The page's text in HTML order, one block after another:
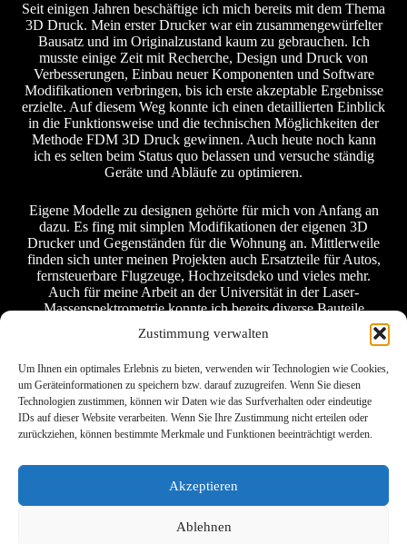
Zustimmung verwalten
Um Ihnen ein optimales Erlebnis zu bieten, verwenden wir Technologien wie Cookies,
um Geräteinformationen zu speichern bzw. darauf zuzugreifen. Wenn Sie diesen
Technologien zustimmen, können wir Daten wie das Surfverhalten oder eindeutige
IDs auf dieser Website verarbeiten. Wenn Sie Ihre Zustimmung nicht erteilen oder
zurückziehen, können bestimmte Merkmale und Funktionen beeinträchtigt werden.
Akzeptieren
Ablehnen
Seit einigen Jahren beschäftige ich mich bereits mit dem Thema
3D Druck. Mein erster Drucker war ein zusammengewürfelter
Bausatz und im Originalzustand kaum zu gebrauchen. Ich
musste einige Zeit mit Recherche, Design und Druck von
Verbesserungen, Einbau neuer Komponenten und Software
Modifikationen verbringen, bis ich erste akzeptable Ergebnisse
erzielte. Auf diesem Weg konnte ich einen detaillierten Einblick
in die Funktionsweise und die technischen Möglichkeiten der
Methode FDM 3D Druck gewinnen. Auch heute noch kann
ich es selten beim Status quo belassen und versuche ständig
Geräte und Abläufe zu optimieren.
Eigene Modelle zu designen gehörte für mich von Anfang an
dazu. Es fing mit simplen Modifikationen der eigenen 3D
Drucker und Gegenständen für die Wohnung an. Mittlerweile
finden sich unter meinen Projekten auch Ersatzteile für Autos,
fernsteuerbare Flugzeuge, Hochzeitsdeko und vieles mehr.
Auch für meine Arbeit an der Universität in der Laser-
Massenspektrometrie konnte ich bereits diverse Bauteile
Habe ich Ihr Interesse geweckt? Schreiben Sie mir eine
Nachricht! Gerne können wir auch einen Termin für ein
persönliches oder telefonisches Gespräch vereinbaren.
Kontakt